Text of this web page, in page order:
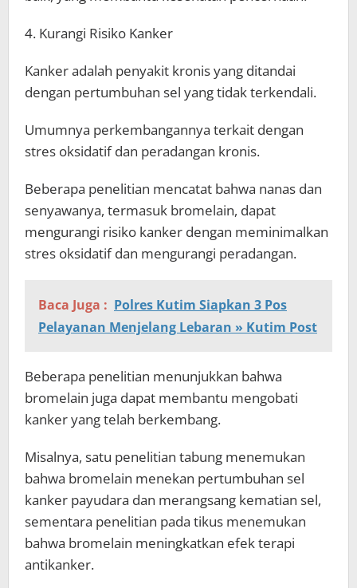
4. Kurangi Risiko Kanker
Kanker adalah penyakit kronis yang ditandai
dengan pertumbuhan sel yang tidak terkendali.
Umumnya perkembangannya terkait dengan
stres oksidatif dan peradangan kronis.
Beberapa penelitian mencatat bahwa nanas dan
senyawanya, termasuk bromelain, dapat
mengurangi risiko kanker dengan meminimalkan
stres oksidatif dan mengurangi peradangan.
Baca Juga : Polres Kutim Siapkan 3 Pos
Pelayanan Menjelang Lebaran » Kutim Post
Beberapa penelitian menunjukkan bahwa
bromelain juga dapat membantu mengobati
kanker yang telah berkembang.
Misalnya, satu penelitian tabung menemukan
bahwa bromelain menekan pertumbuhan sel
kanker payudara dan merangsang kematian sel,
sementara penelitian pada tikus menemukan
bahwa bromelain meningkatkan efek terapi
antikanker.